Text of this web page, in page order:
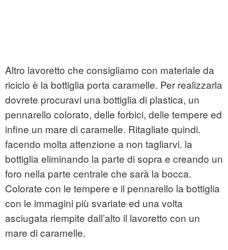
Altro lavoretto che consigliamo con materiale da
riciclo è la bottiglia porta caramelle. Per realizzarla
dovrete procuravi una bottiglia di plastica, un
pennarello colorato, delle forbici, delle tempere ed
infine un mare di caramelle. Ritagliate quindi.
facendo molta attenzione a non tagliarvi. la
bottiglia eliminando la parte di sopra e creando un
foro nella parte centrale che sarà la bocca.
Colorate con le tempere e il pennarello la bottiglia
con le immagini più svariate ed una volta
asciugata riempite dall’alto il lavoretto con un
mare di caramelle.